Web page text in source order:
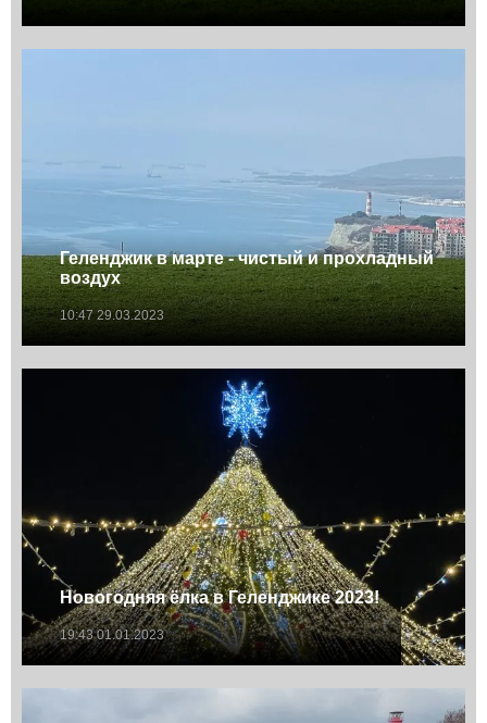
Геленджик в марте - чистый и прохладный
воздух
10:47 29.03.2023
Новогодняя ёлка в Геленджике 2023!
19:43 01.01.2023